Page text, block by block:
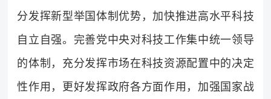
分发挥新型举国体制优势，加快推进高水平科技
自立自强。完善党中央对科技工作集中统一领导
的体制，充分发挥市场在科技资源配置中的决定
性作用，更好发挥政府各方面作用，加强国家战